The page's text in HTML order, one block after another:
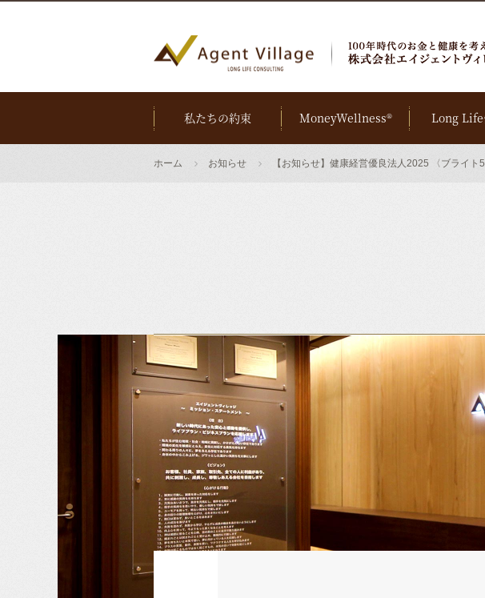
私たちの約束 MoneyWellness® Long Life
ホーム お知らせ 【お知らせ】健康経営優良法人2025 〈ブライト